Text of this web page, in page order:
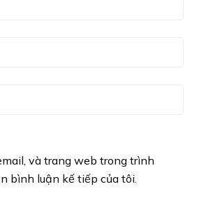
và trang web trong trình
bình luận kế tiếp của tôi.